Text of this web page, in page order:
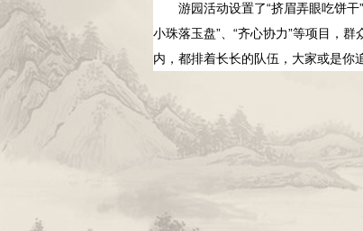
游园活动设置了“挤眉弄眼吃饼干”
小珠落玉盘”、“齐心协力”等项目，
内，都排着长长的队伍，大家或是你